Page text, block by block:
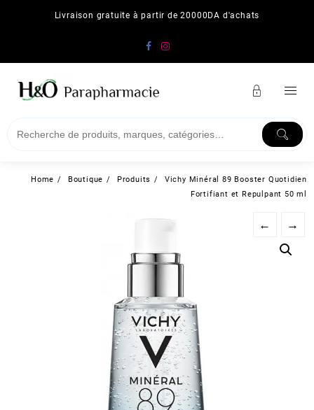
Livraison gratuite à partir de 20000DA d'achats
Home Boutique Produits
Vichy Minéral 89 Booster Quotidien
Fortifiant et Repulpant 50 ml
← →